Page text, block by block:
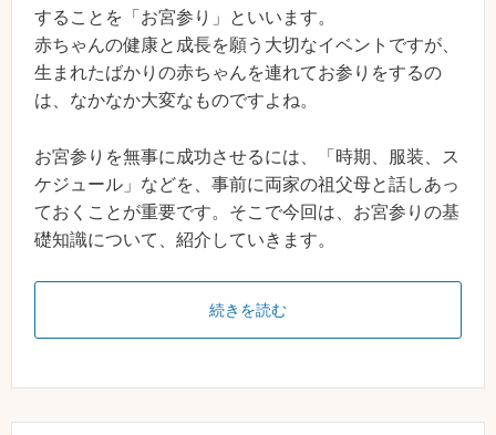
することを「お宮参り」といいます。
赤ちゃんの健康と成長を願う大切なイベントですが、
生まれたばかりの赤ちゃんを連れてお参りをするの
は、なかなか大変なものですよね。
お宮参りを無事に成功させるには、「時期、服装、ス
ケジュール」などを、事前に両家の祖父母と話しあっ
ておくことが重要です。そこで今回は、お宮参りの基
礎知識について、紹介していきます。
続きを読む